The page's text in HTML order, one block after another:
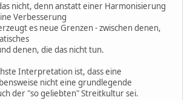
nicht, denn anstatt einer Harmonisierung
Verbesserung
es neue Grenzen - zwischen denen,
denen, die das nicht tun.
Interpretation ist, dass eine
nicht eine grundlegende
der "so geliebten" Streitkultur sei.